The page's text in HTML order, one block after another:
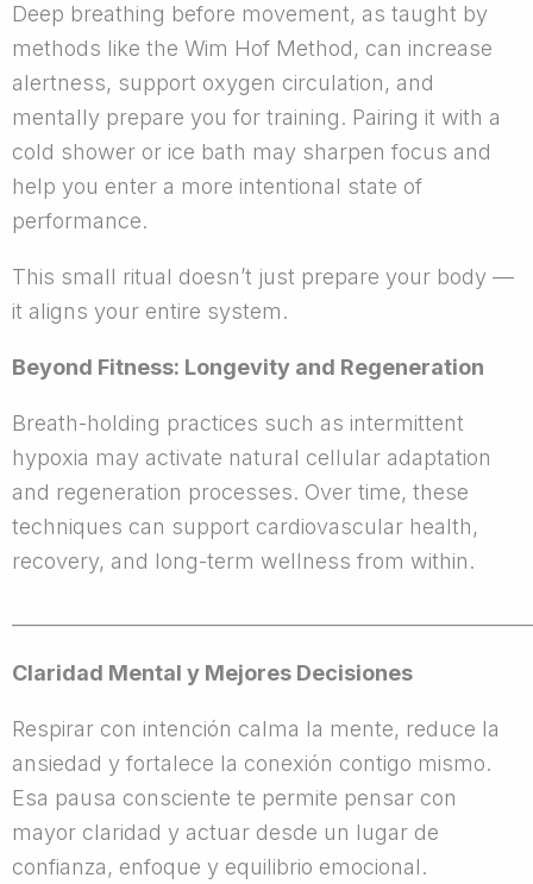
Deep breathing before movement, as taught by
methods like the Wim Hof Method, can increase
alertness, support oxygen circulation, and
mentally prepare you for training. Pairing it with a
cold shower or ice bath may sharpen focus and
help you enter a more intentional state of
performance.
This small ritual doesn’t just prepare your body —
it aligns your entire system.
Beyond Fitness: Longevity and Regeneration
Breath-holding practices such as intermittent
hypoxia may activate natural cellular adaptation
and regeneration processes. Over time, these
techniques can support cardiovascular health,
recovery, and long-term wellness from within.
Claridad Mental y Mejores Decisiones
Respirar con intención calma la mente, reduce la
ansiedad y fortalece la conexión contigo mismo.
Esa pausa consciente te permite pensar con
mayor claridad y actuar desde un lugar de
confianza, enfoque y equilibrio emocional.